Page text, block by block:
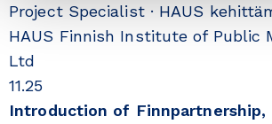
Project Specialist · HAUS
HAUS Finnish Institute of Public
Ltd
11.25
Introduction of Finnpartnership,